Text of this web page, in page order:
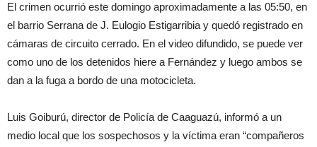
El crimen ocurrió este domingo aproximadamente a las 05:50, en
el barrio Serrana de J. Eulogio Estigarribia y quedó registrado en
cámaras de circuito cerrado. En el video difundido, se puede ver
como uno de los detenidos hiere a Fernández y luego ambos se
dan a la fuga a bordo de una motocicleta.
Luis Goiburú, director de Policía de Caaguazú, informó a un
medio local que los sospechosos y la víctima eran “compañeros